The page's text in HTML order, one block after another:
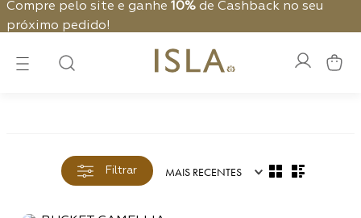
Compre pelo site e ganhe 10% de Cashback no seu
próximo pedido!
Filtrar MAIS RECENTES